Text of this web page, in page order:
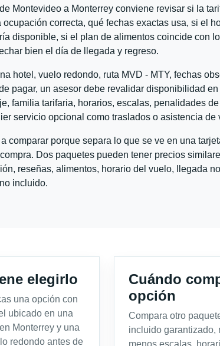
Montevideo a Monterrey conviene revisar si la
correcta, qué fechas exactas usa, si el
disponible, si el plan de alimentos coincide con
bien el día de llegada y regreso.
hotel, vuelo redondo, ruta MVD - MTY, fechas
pagar, un asesor debe revalidar disponibilidad
familia tarifaria, horarios, escalas, penalidades
servicio opcional como traslados o asistencia de
comparar porque separa lo que se ve en una
Dos paquetes pueden tener precios
reseñas, alimentos, horario del vuelo, llegada
incluido.
elegirlo
una opción con
ubicado en una
Monterrey y una
redondo antes de
Cuándo
opción
Compara otro
incluido garantizado,
menos escalas,